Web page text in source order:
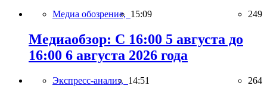
Медиа обозрение, 15:09 249
Медиаобзор: С 16:00 5 августа до
16:00 6 августа 2026 года
Экспресс-анализ, 14:51 264